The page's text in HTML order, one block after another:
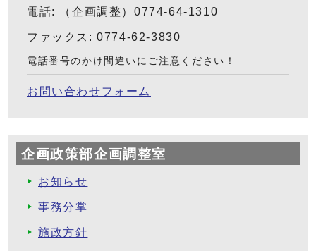
電話: （企画調整）0774-64-1310
ファックス: 0774-62-3830
電話番号のかけ間違いにご注意ください！
お問い合わせフォーム
企画政策部企画調整室
お知らせ
事務分掌
施政方針